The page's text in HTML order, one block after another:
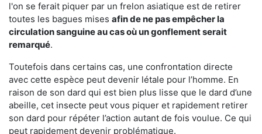
l'on se ferait piquer par un frelon asiatique est de retirer
toutes les bagues mises afin de ne pas empêcher la
circulation sanguine au cas où un gonflement serait
remarqué.
Toutefois dans certains cas, une confrontation directe
avec cette espèce peut devenir létale pour l’homme. En
raison de son dard qui est bien plus lisse que le dard d’une
abeille, cet insecte peut vous piquer et rapidement retirer
son dard pour répéter l’action autant de fois voulue. Ce qui
peut rapidement devenir problématique.